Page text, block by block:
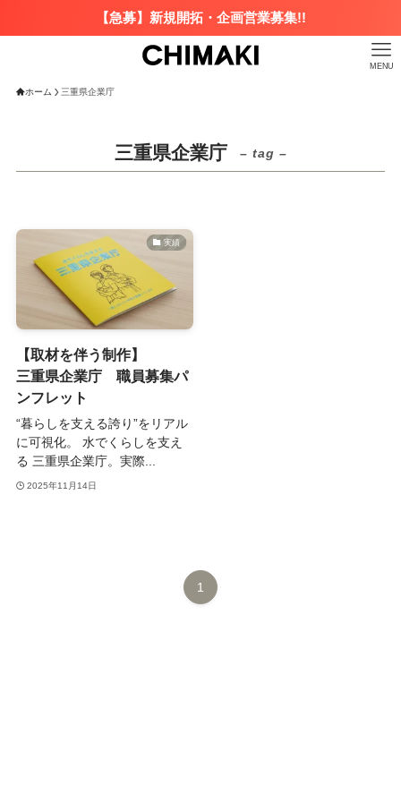
【急募】新規開拓・企画営業募集!!
MENU
ホーム 三重県企業庁
三重県企業庁 – tag –
実績
【取材を伴う制作】
三重県企業庁 職員募集パ
ンフレット
“暮らしを支える誇り”をリアル
に可視化。 水でくらしを支え
る 三重県企業庁。実際...
2025年11月14日
1